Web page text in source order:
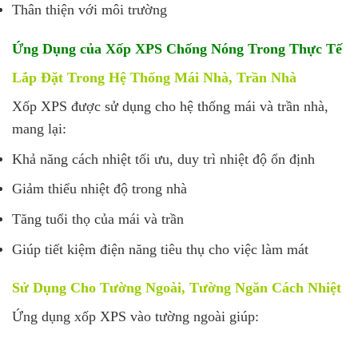
Thân thiện với môi trường
Ứng Dụng của Xốp XPS Chống Nóng Trong Thực Tế
Lắp Đặt Trong Hệ Thống Mái Nhà, Trần Nhà
Xốp XPS được sử dụng cho hệ thống mái và trần nhà,
mang lại:
Khả năng cách nhiệt tối ưu, duy trì nhiệt độ ổn định
Giảm thiểu nhiệt độ trong nhà
Tăng tuổi thọ của mái và trần
Giúp tiết kiệm điện năng tiêu thụ cho việc làm mát
Sử Dụng Cho Tường Ngoài, Tường Ngăn Cách Nhiệt
Ứng dụng xốp XPS vào tường ngoài giúp: